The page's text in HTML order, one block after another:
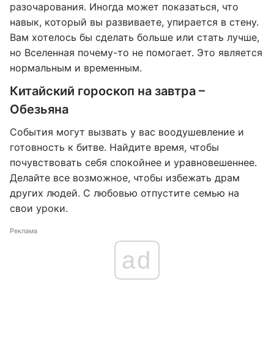
разочарования. Иногда может показаться, что
навык, который вы развиваете, упирается в стену.
Вам хотелось бы сделать больше или стать лучше,
но Вселенная почему-то не помогает. Это является
нормальным и временным.
Китайский гороскоп на завтра –
Обезьяна
События могут вызвать у вас воодушевление и
готовность к битве. Найдите время, чтобы
почувствовать себя спокойнее и уравновешеннее.
Делайте все возможное, чтобы избежать драм
других людей. С любовью отпустите семью на
свои уроки.
Реклама
ad